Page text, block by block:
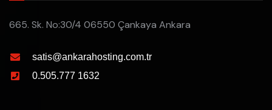
665. Sk. No:30/4 06550 Çankaya Ankara
satis@ankarahosting.com.tr
0.505.777 1632